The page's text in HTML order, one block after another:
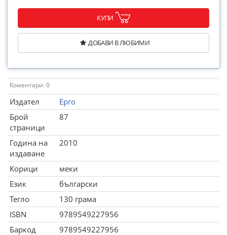
КУПИ
ДОБАВИ В ЛЮБИМИ
Коментари: 0
Издател
Ерго
Брой
страници
87
Година на
издаване
2010
Корици
меки
Език
български
Тегло
130 грама
ISBN
9789549227956
Баркод
9789549227956